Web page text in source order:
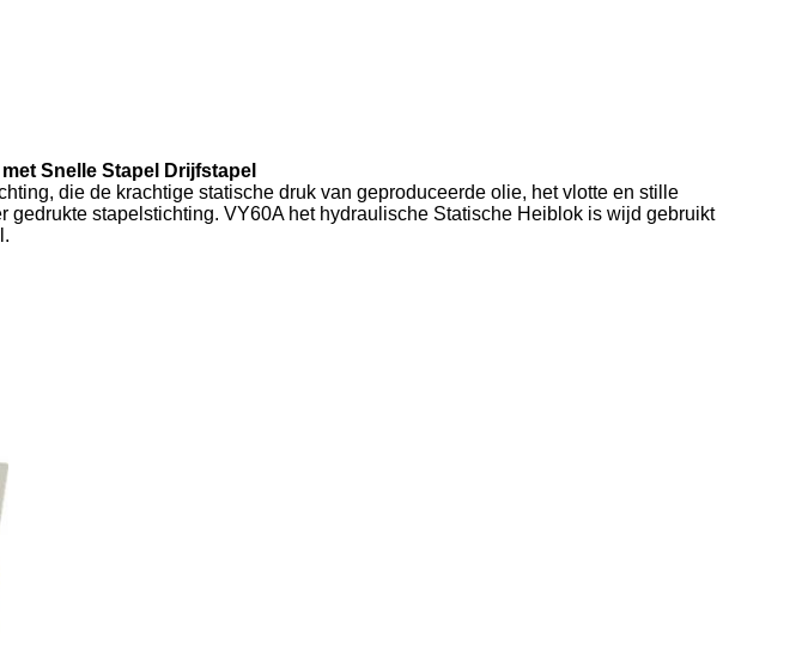
Snelle Stapel Drijfstapel
die de krachtige statische druk van geproduceerde olie, het vlotte en stille
stapelstichting. VY60A het hydraulische Statische Heiblok is wijd gebruikt